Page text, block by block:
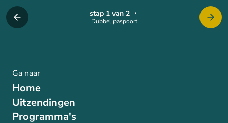
Dubbel paspoort
stap 1 van 2・
Ga naar
Home
Uitzendingen
Programma's